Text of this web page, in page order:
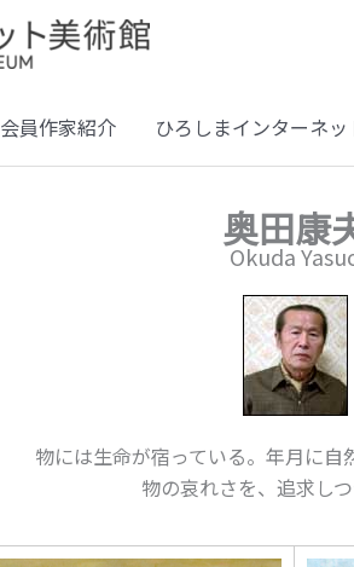
会員作家紹介 ひろしまインターネ
奥田康
Okuda
物には生命が宿っている。年月に自
物の哀れさを、追求しつ